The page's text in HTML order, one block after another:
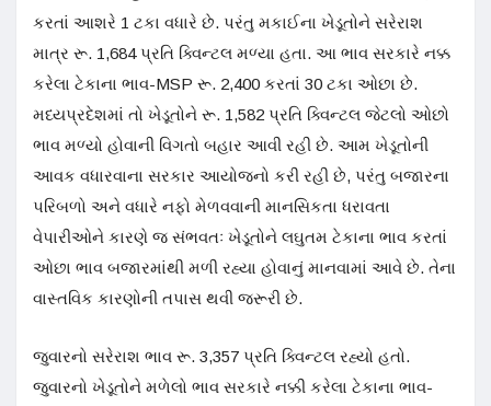
કરતાં આશરે 1 ટકા વધારે છે. પરંતુ મકાઈના ખેડૂતોને સરેરાશ
માત્ર રૂ. 1,684 પ્રતિ ક્વિન્ટલ મળ્યા હતા. આ ભાવ સરકારે નક્ક
કરેલા ટેકાના ભાવ-MSP રૂ. 2,400 કરતાં 30 ટકા ઓછા છે.
મધ્યપ્રદેશમાં તો ખેડૂતોને રૂ. 1,582 પ્રતિ ક્વિન્ટલ જેટલો ઓછો
ભાવ મળ્યો હોવાની વિગતો બહાર આવી રહી છે. આમ ખેડૂતોની
આવક વધારવાના સરકાર આયોજનો કરી રહી છે, પરંતુ બજારના
પરિબળો અને વધારે નફો મેળવવાની માનસિકતા ધરાવતા
વેપારીઓને કારણે જ સંભવતઃ ખેડૂતોને લઘુતમ ટેકાના ભાવ કરતાં
ઓછા ભાવ બજારમાંથી મળી રહ્યા હોવાનું માનવામાં આવે છે. તેના
વાસ્તવિક કારણોની તપાસ થવી જરૂરી છે.
જુવારનો સરેરાશ ભાવ રૂ. 3,357 પ્રતિ ક્વિન્ટલ રહ્યો હતો.
જુવારનો ખેડૂતોને મળેલો ભાવ સરકારે નક્કી કરેલા ટેકાના ભાવ-